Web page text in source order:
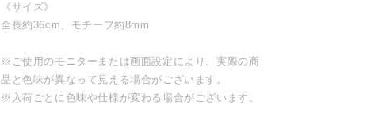
《サイズ》
全長約36cm、モチーフ約8mm
※ご使用のモニターまたは画面設定により、実際の商
品と色味が異なって見える場合がございます。
※入荷ごとに色味や仕様が変わる場合がございます。